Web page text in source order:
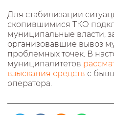
Для стабилизации
скопившимися ТКО
муниципальные власти,
организовавшие вывоз
проблемных точек. В
муниципалитетов
взыскания средств с
оператора.